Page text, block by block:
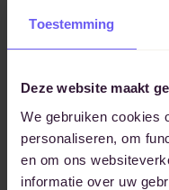
Toestemming
Deze website maakt
We gebruiken cookies
personaliseren, om
en om ons
informatie over uw
empathie en overzicht.
Lenig luisteren helpt je:
te
te confronteren
meer rust en
gesprekken.